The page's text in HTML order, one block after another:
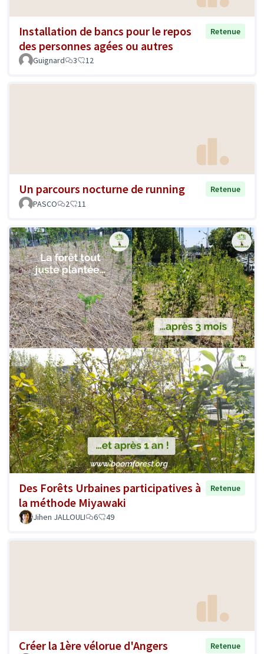
Installation de bancs pour le repos
des personnes agées ou autres
Retenue
Guignard 3 12
Un parcours nocturne de running
Retenue
PASCO
2 11
Des Forêts Urbaines participatives à
la méthode Miyawaki
Retenue
Jihen JALLOULI 6 49
Créer la 1ère vélorue d'Angers
Retenue